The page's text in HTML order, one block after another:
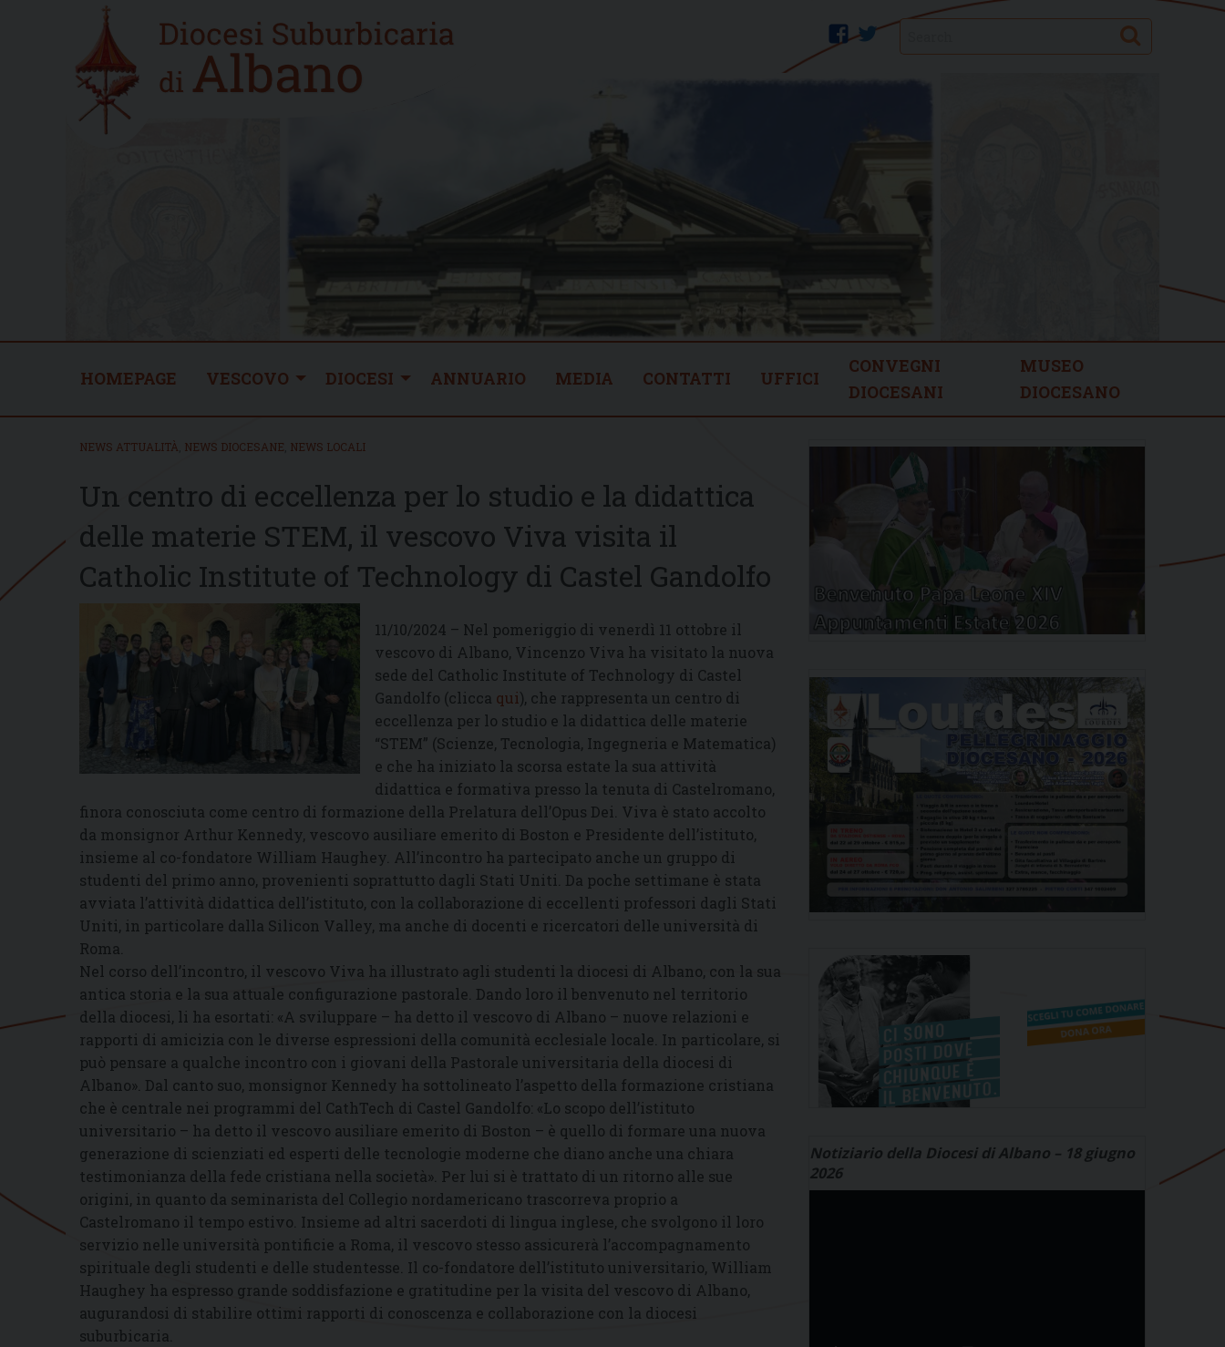
Home
new
twitter
facebook Search
HOMEPAGE VESCOVO DIOCESI ANNUARIO MEDIA CONTATTI UFFICI
CONVEGNI
DIOCESANI
MUSEO
DIOCESANO
NEWS ATTUALITÀ NEWS DIOCESANE NEWS LOCALI
Un centro di eccellenza per lo studio e la didattica
delle materie STEM, il vescovo Viva visita il
Catholic Institute of Technology di Castel Gandolfo
11/10/2024 – Nel pomeriggio di venerdì 11 ottobre il
vescovo di Albano, Vincenzo Viva ha visitato la nuova
sede del Catholic Institute of Technology di Castel
Gandolfo (clicca qui), che rappresenta un centro di
eccellenza per lo studio e la didattica delle materie
“STEM” (Scienze, Tecnologia, Ingegneria e Matematica)
e che ha iniziato la scorsa estate la sua attività
didattica e formativa presso la tenuta di Castelromano,
finora conosciuta come centro di formazione della Prelatura dell’Opus Dei. Viva è stato accolto
da monsignor Arthur Kennedy, vescovo ausiliare emerito di Boston e Presidente dell’istituto,
insieme al co-fondatore William Haughey. All’incontro ha partecipato anche un gruppo di
studenti del primo anno, provenienti soprattutto dagli Stati Uniti. Da poche settimane è stata
avviata l’attività didattica dell’istituto, con la collaborazione di eccellenti professori dagli Stati
Uniti, in particolare dalla Silicon Valley, ma anche di docenti e ricercatori delle università di
Roma.
Nel corso dell’incontro, il vescovo Viva ha illustrato agli studenti la diocesi di Albano, con la sua
antica storia e la sua attuale configurazione pastorale. Dando loro il benvenuto nel territorio
della diocesi, li ha esortati: «A sviluppare – ha detto il vescovo di Albano – nuove relazioni e
rapporti di amicizia con le diverse espressioni della comunità ecclesiale locale. In particolare, si
può pensare a qualche incontro con i giovani della Pastorale universitaria della diocesi di
Albano». Dal canto suo, monsignor Kennedy ha sottolineato l’aspetto della formazione cristiana
che è centrale nei programmi del CathTech di Castel Gandolfo: «Lo scopo dell’istituto
universitario – ha detto il vescovo ausiliare emerito di Boston – è quello di formare una nuova
generazione di scienziati ed esperti delle tecnologie moderne che diano anche una chiara
testimonianza della fede cristiana nella società». Per lui si è trattato di un ritorno alle sue
origini, in quanto da seminarista del Collegio nordamericano trascorreva proprio a
Castelromano il tempo estivo. Insieme ad altri sacerdoti di lingua inglese, che svolgono il loro
servizio nelle università pontificie a Roma, il vescovo stesso assicurerà l’accompagnamento
spirituale degli studenti e delle studentesse. Il co-fondatore dell’istituto universitario, William
Haughey ha espresso grande soddisfazione e gratitudine per la visita del vescovo di Albano,
augurandosi di stabilire ottimi rapporti di conoscenza e collaborazione con la diocesi
suburbicaria.
Notiziario della Diocesi di Albano – 18 giugno
2026